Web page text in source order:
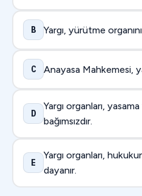
B Yargı, yürütme
C Anayasa Mahkemesi,
D
Yargı organları,
bağımsızdır.
E
Yargı organları,
dayanır.